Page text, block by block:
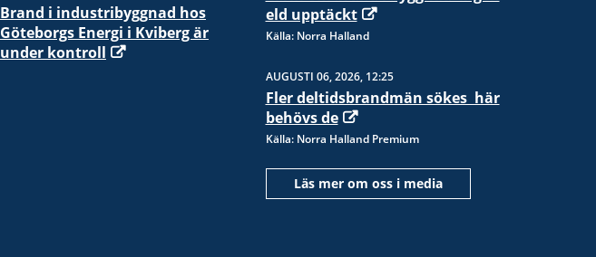
Brand i industribyggnad hos
Göteborgs Energi i Kviberg är
under kontroll
eld upptäckt
Källa: Norra Halland
AUGUSTI 06, 2026, 12:25
Fler deltidsbrandmän sökes  här
behövs de
Källa: Norra Halland Premium
Läs mer om oss i media